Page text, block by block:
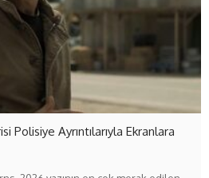
Polisiye Ayrıntılarıyla Ekranlara